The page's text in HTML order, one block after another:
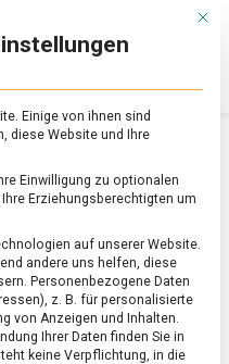
Online-
Magazin
zu
&
Ernährung
Mit
Einige von ihnen sind
diese Website und Ihre
Einwilligung zu optionalen
Erziehungsberechtigten um
auf unserer Website.
andere uns helfen, diese
Personenbezogene Daten
z. B. für personalisierte
von Anzeigen und Inhalten.
Ihrer Daten finden Sie in
keine Verpflichtung, in die